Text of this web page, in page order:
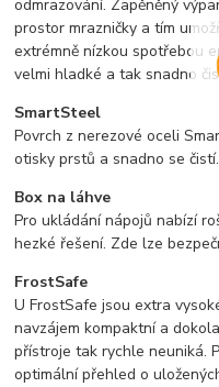
odmrazování. Zapěněný
prostor mrazničky a tím
extrémně nízkou spotřebou
velmi hladké a tak snadno
SmartSteel
Povrch z nerezové oceli
otisky prstů a snadno se čistí.
Box na láhve
Pro ukládání nápojů nabízí
hezké řešení. Zde lze
FrostSafe
U FrostSafe jsou extra
navzájem kompaktní a
přístroje tak rychle neuniká.
optimální přehled o